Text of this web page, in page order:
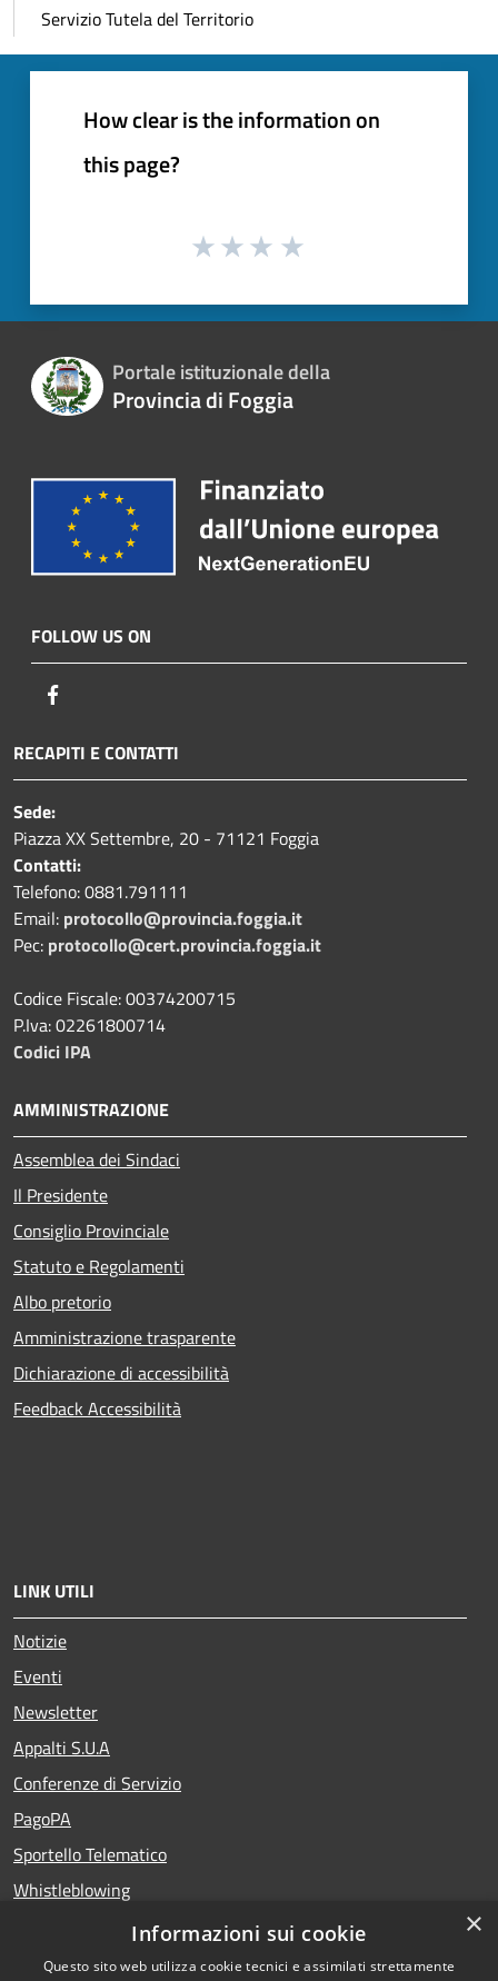
Servizio Tutela del Territorio
How clear is the information on
this page?
Portale istituzionale della
Provincia di Foggia
FOLLOW US ON
RECAPITI E CONTATTI
Sede:
Piazza XX Settembre, 20 - 71121 Foggia
Contatti:
Telefono: 0881.791111
Email: protocollo@provincia.foggia.it
Pec: protocollo@cert.provincia.foggia.it
Codice Fiscale: 00374200715
P.Iva: 02261800714
Codici IPA
AMMINISTRAZIONE
Assemblea dei Sindaci
Il Presidente
Consiglio Provinciale
Statuto e Regolamenti
Albo pretorio
Amministrazione trasparente
Dichiarazione di accessibilità
Feedback Accessibilità
LINK UTILI
Notizie
Eventi
Newsletter
Appalti S.U.A
Conferenze di Servizio
PagoPA
Sportello Telematico
Whistleblowing
Teatro del Fuoco
Portale Storico della Provincia di Foggia
×
Informazioni sui cookie
Questo sito web utilizza cookie tecnici e assimilati strettamente